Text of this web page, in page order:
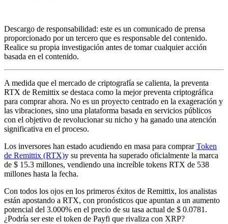
Descargo de responsabilidad: este es un comunicado de prensa
proporcionado por un tercero que es responsable del contenido.
Realice su propia investigación antes de tomar cualquier acción
basada en el contenido.
A medida que el mercado de criptografía se calienta, la preventa
RTX de Remittix se destaca como la mejor preventa criptográfica
para comprar ahora. No es un proyecto centrado en la exageración y
las vibraciones, sino una plataforma basada en servicios públicos
con el objetivo de revolucionar su nicho y ha ganado una atención
significativa en el proceso.
Los inversores han estado acudiendo en masa para comprarToken
de Remittix (RTX)y su preventa ha superado oficialmente la marca
de $ 15.3 millones, vendiendo una increíble tokens RTX de 538
millones hasta la fecha.
Con todos los ojos en los primeros éxitos de Remittix, los analistas
están apostando a RTX, con pronósticos que apuntan a un aumento
potencial del 3.000% en el precio de su tasa actual de $ 0.0781.
¿Podría ser este el token de Payfi que rivaliza con XRP?